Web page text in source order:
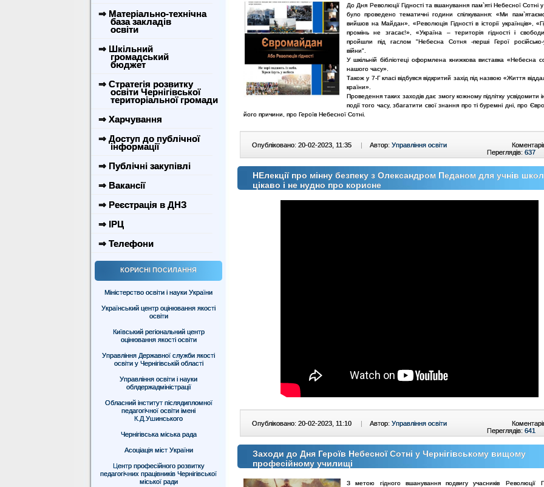
⇒ Матеріально-технічна
база закладів
освіти
⇒ Шкільний
громадський
бюджет
⇒ Стратегія розвитку
освіти Чернігівської
територіальної громади
⇒ Харчування
⇒ Доступ до публічної
інформації
⇒ Публічні закупівлі
⇒ Вакансії
⇒ Реєстрація в ДНЗ
⇒ ІРЦ
⇒ Телефони
КОРИСНІ ПОСИЛАННЯ
Міністерство освіти і науки України
Український центр оцінювання якості
освіти
Київський регіональний центр
оцінювання якості освіти
Управління Державної служби якості
освіти у Чернігівській області
Управління освіти і науки
облдержадміністрації
Обласний інститут післядипломної
педагогічної освіти імені
К.Д.Ушинського
Чернігівська міська рада
Асоціація міст України
Центр професійного розвитку
педагогічних працівників Чернігівської
міської ради
До Дня Революції Гідності та вшанування пам`яті Небесної
було проведено тематичні години спілкування: «Ми
вийшов на Майдан», «Революція Гідності в історії українців»,
промінь не згасає!», «Україна – територія гідності і
пройшли під гаслом "Небесна Сотня -перші Герої російсько-
війни".
У шкільній бібліотеці оформлена книжкова виставка «Небесна
нашого часу».
Також у 7-Г класі відбувся відкритий захід під назвою «Життя
країни».
Проведення таких заходів дає змогу кожному підлітку усвідомити
події того часу, збагатити свої знання про ті буремні дні, про
його причини, про Героїв Небесної Сотні.
Опубліковано: 20-02-2023, 11:35 | Автор: Управління освіти
Переглядів: 637
НЕлекції про мінну безпеку з Олександром Педаном для учнів
цікаво і не нудно про корисне
Опубліковано: 20-02-2023, 11:10 | Автор: Управління освіти
Переглядів: 641
Заходи до Дня Героїв Небесної Сотні у Чернігівському вищому
професійному училищі
З метою гідного вшанування подвигуучасників Революції